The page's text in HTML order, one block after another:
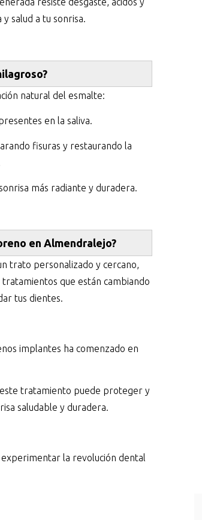
salud a tu sonrisa.
natural del esmalte:
en la saliva.
fisuras y restaurando la
más radiante y duradera.
en Almendralejo?
trato personalizado y cercano,
que están cambiando
tus dientes.
implantes ha comenzado en
tratamiento puede proteger y
saludable y duradera.
la revolución dental